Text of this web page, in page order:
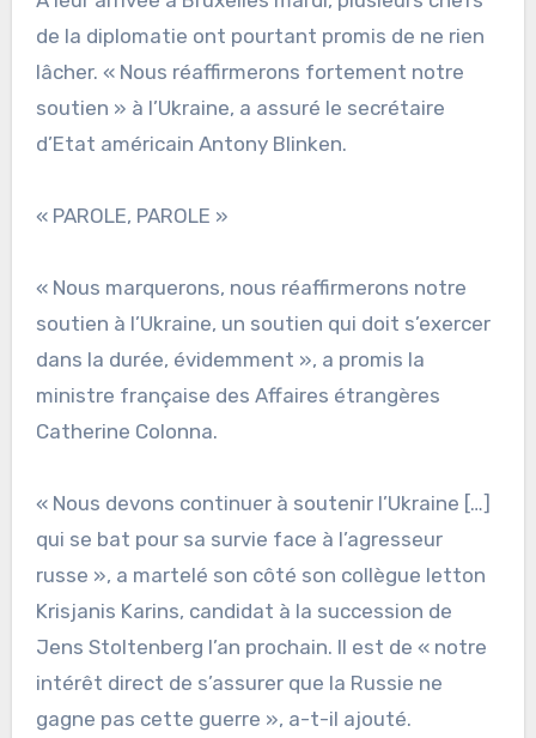
de la diplomatie ont pourtant promis de ne rien
lâcher. « Nous réaffirmerons fortement notre
soutien » à l’Ukraine, a assuré le secrétaire
d’Etat américain Antony Blinken.
« PAROLE, PAROLE »
« Nous marquerons, nous réaffirmerons notre
soutien à l’Ukraine, un soutien qui doit s’exercer
dans la durée, évidemment », a promis la
ministre française des Affaires étrangères
Catherine Colonna.
« Nous devons continuer à soutenir l’Ukraine […]
qui se bat pour sa survie face à l’agresseur
russe », a martelé son côté son collègue letton
Krisjanis Karins, candidat à la succession de
Jens Stoltenberg l’an prochain. Il est de « notre
intérêt direct de s’assurer que la Russie ne
gagne pas cette guerre », a-t-il ajouté.